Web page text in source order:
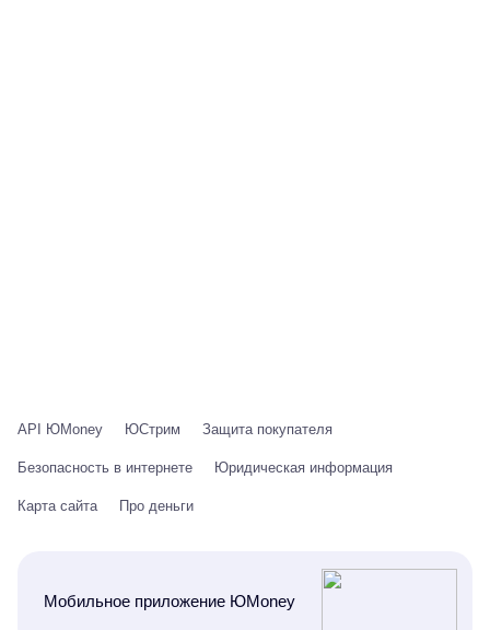
API ЮMoney ЮСтрим Защита покупателя
Безопасность в интернете Юридическая информация
Карта сайта Про деньги
Мобильное приложение ЮMoney